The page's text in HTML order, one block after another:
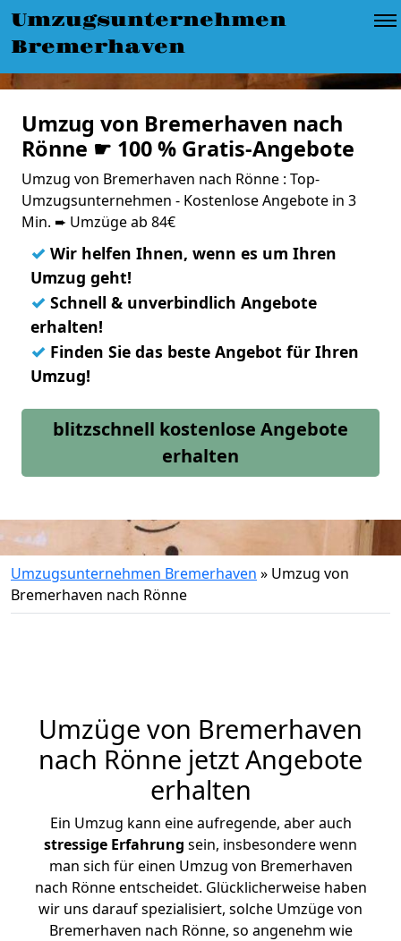
Umzugsunternehmen
Bremerhaven
Umzug von Bremerhaven nach
Rönne ☛ 100 % Gratis-Angebote
Umzug von Bremerhaven nach Rönne : Top-
Umzugsunternehmen - Kostenlose Angebote in 3
Min. ➨ Umzüge ab 84€
✓ Wir helfen Ihnen, wenn es um Ihren
Umzug geht!
✓ Schnell & unverbindlich Angebote
erhalten!
✓ Finden Sie das beste Angebot für Ihren
Umzug!
blitzschnell kostenlose Angebote
erhalten
Umzugsunternehmen Bremerhaven » Umzug von
Bremerhaven nach Rönne
Umzüge von Bremerhaven
nach Rönne jetzt Angebote
erhalten
Ein Umzug kann eine aufregende, aber auch
stressige Erfahrung sein, insbesondere wenn
man sich für einen Umzug von Bremerhaven
nach Rönne entscheidet. Glücklicherweise haben
wir uns darauf spezialisiert, solche Umzüge von
Bremerhaven nach Rönne, so angenehm wie